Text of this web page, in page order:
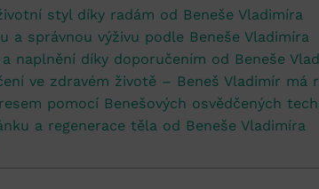
styl díky radám od Beneše Vladimíra
a správnou výživu podle Beneše Vladimíra
naplnění díky doporučením od Beneše
ve zdravém životě – Beneš Vladimír má
pomocí Benešových osvědčených
a regenerace těla od Beneše Vladimíra